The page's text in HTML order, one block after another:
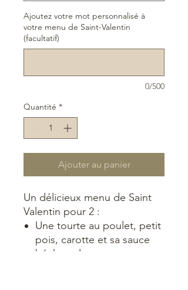
Ajoutez votre mot personnalisé à
votre menu de Saint-Valentin
(facultatif)
0/500
Quantité *
Ajouter au panier
Un délicieux menu de Saint
Valentin pour 2 :
Une tourte au poulet, petit
pois, carotte et sa sauce
béchamel